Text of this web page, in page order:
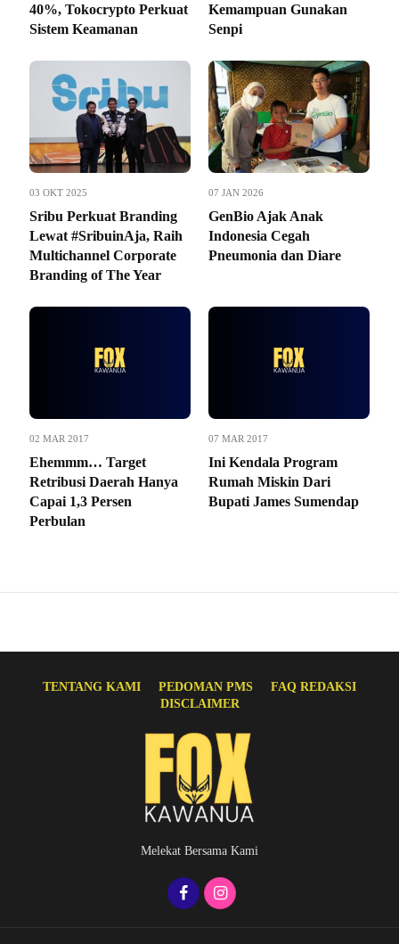
40%, Tokocrypto Perkuat
Sistem Keamanan
Kemampuan Gunakan
Senpi
03 OKT 2025
Sribu Perkuat Branding
Lewat #SribuinAja, Raih
Multichannel Corporate
Branding of The Year
07 JAN 2026
GenBio Ajak Anak
Indonesia Cegah
Pneumonia dan Diare
02 MAR 2017
Ehemmm… Target
Retribusi Daerah Hanya
Capai 1,3 Persen
Perbulan
07 MAR 2017
Ini Kendala Program
Rumah Miskin Dari
Bupati James Sumendap
TENTANG KAMI PEDOMAN PMS
FAQ REDAKSI
DISCLAIMER
Melekat Bersama Kami